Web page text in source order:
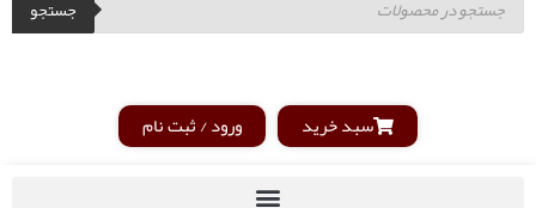
جستجو
سبد خرید ورود / ثبت نام